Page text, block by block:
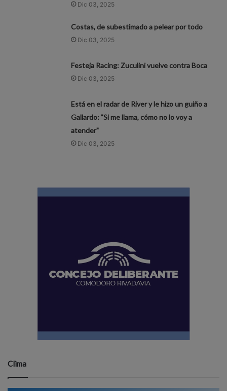
Dic 03, 2025
Costas, de subestimado a pelear por todo
Dic 03, 2025
Festeja Racing: Zuculini vuelve contra Boca
Dic 03, 2025
Está en el radar de River y le hizo un guiño a
Gallardo: "Si me llama, cómo no lo voy a
atender"
Dic 03, 2025
Clima